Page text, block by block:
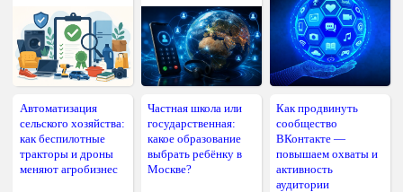
Автоматизация
сельского хозяйства:
как беспилотные
тракторы и дроны
меняют агробизнес
Частная школа или
государственная:
какое образование
выбрать ребёнку в
Москве?
Как продвинуть
сообщество
ВКонтакте —
повышаем охваты и
активность
аудитории